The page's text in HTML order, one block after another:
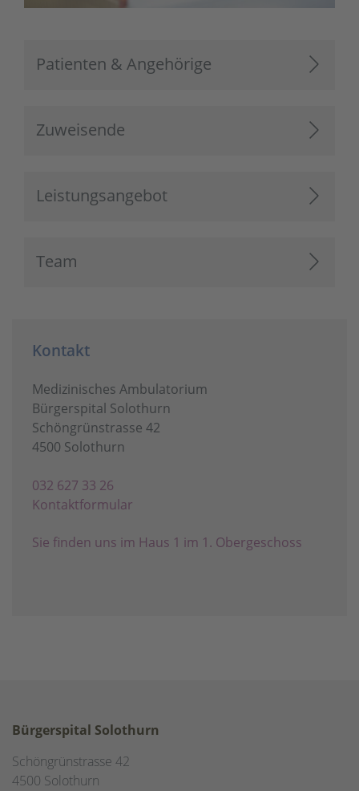
Patienten & Angehörige
Zuweisende
Leistungsangebot
Team
Kontakt
Medizinisches Ambulatorium
Bürgerspital Solothurn
Schöngrünstrasse 42
4500 Solothurn
032 627 33 26
Kontaktformular
Sie finden uns im Haus 1 im 1. Obergeschoss
Bürgerspital Solothurn
Schöngrünstrasse 42
4500 Solothurn